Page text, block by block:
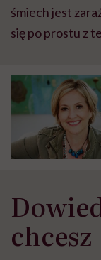
śmiech jest
się po prostu z
chcesz